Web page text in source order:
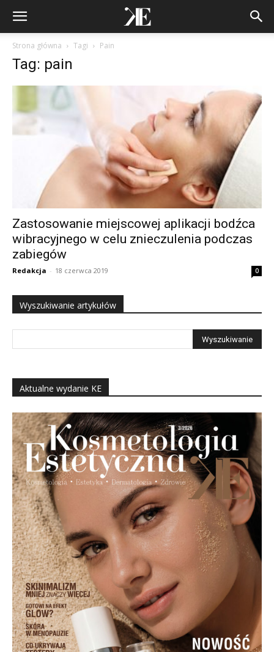
Strona główna Tagi Pain
Tag: pain
Zastosowanie miejscowej aplikacji bodźca
wibracyjnego w celu znieczulenia podczas
zabiegów
Redakcja - 18 czerwca 2019 0
Wyszukiwanie artykułów
Aktualne wydanie KE